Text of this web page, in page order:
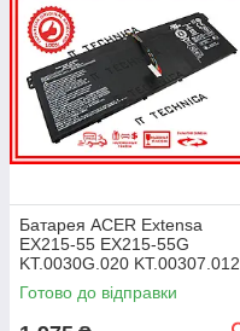
Батарея ACER Extensa
EX215-55 EX215-55G
KT.0030G.020 KT.00307.012
11.25V 4471mAh ОРИГІНАЛ
Готово до відправки